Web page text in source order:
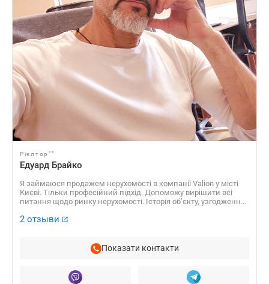
Рієлтор **
Едуард Брайко
Я займаюся продажем нерухомості в компанії Valion у місті
Києві. Тільки професійний підхід. Допоможу вирішити всі
питання щодо ринку нерухомості. Історія об’єкту, узгодження
рішень, проведення торгів, укладання угоди під ключ.
2 отзыви
Показати контакти